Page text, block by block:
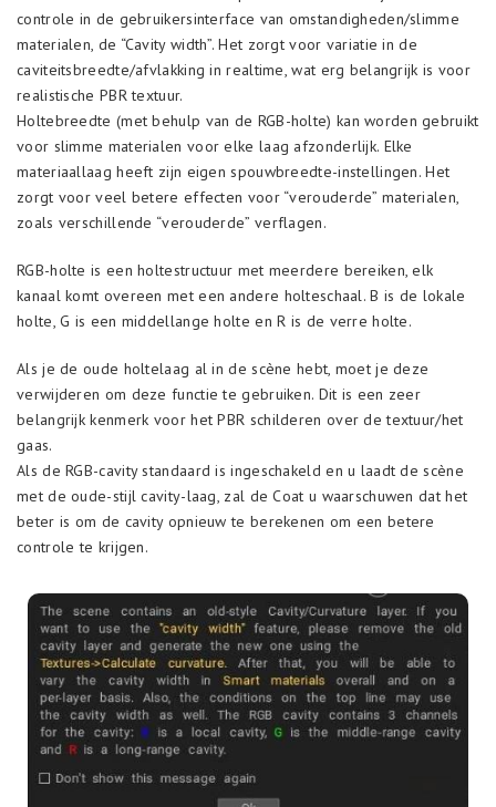
controle in de gebruikersinterface van omstandigheden/slimme
materialen, de “Cavity width”. Het zorgt voor variatie in de
caviteitsbreedte/afvlakking in realtime, wat erg belangrijk is voor
realistische PBR textuur.
Holtebreedte (met behulp van de RGB-holte) kan worden gebruikt
voor slimme materialen voor elke laag afzonderlijk. Elke
materiaallaag heeft zijn eigen spouwbreedte-instellingen. Het
zorgt voor veel betere effecten voor “verouderde” materialen,
zoals verschillende “verouderde” verflagen.
RGB-holte is een holtestructuur met meerdere bereiken, elk
kanaal komt overeen met een andere holteschaal. B is de lokale
holte, G is een middellange holte en R is de verre holte.
Als je de oude holtelaag al in de scène hebt, moet je deze
verwijderen om deze functie te gebruiken. Dit is een zeer
belangrijk kenmerk voor het PBR schilderen over de textuur/het
gaas.
Als de RGB-cavity standaard is ingeschakeld en u laadt de scène
met de oude-stijl cavity-laag, zal de Coat u waarschuwen dat het
beter is om de cavity opnieuw te berekenen om een betere
controle te krijgen.